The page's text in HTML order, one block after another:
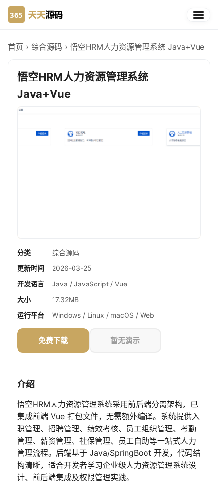
首页 › 综合源码 › 悟空HRM人力资源管理系统 Java+Vue
悟空HRM人力资源管理系统
Java+Vue
分类
综合源码
更新时间
2026-03-25
开发语言
Java / JavaScript / Vue
大小
17.32MB
运行平台
Windows / Linux / macOS / Web
免费下载 暂无演示
介绍
悟空HRM人力资源管理系统采用前后端分离架构，已
集成前端 Vue 打包文件，无需额外编译。系统提供入
职管理、招聘管理、绩效考核、员工组织管理、考勤
管理、薪资管理、社保管理、员工自助等一站式人力
管理流程。后端基于 Java/SpringBoot 开发，代码结
构清晰，适合开发者学习企业级人力资源管理系统设
计、前后端集成及权限管理实践。